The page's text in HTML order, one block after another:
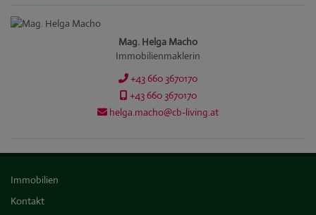
Mag. Helga Macho
Immobilienmaklerin
+43 660 3670170
+43 660 3670170
helga.macho@cb-living.at
Immobilien
Kontakt